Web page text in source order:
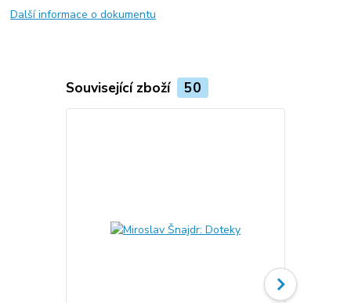
Další informace o dokumentu
Související zboží 50